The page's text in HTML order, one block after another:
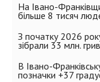
На Івано-
більше 8 тисяч
З початку 2026
зібрали 33 млн.
В Івано-
позначки +37